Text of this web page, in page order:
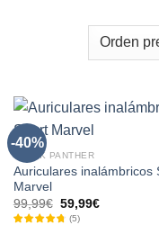
-40%
BLACK PANTHER
Auriculares inalámbricos
Marvel
99,99€ El
precio
original
59,99€El
(5)